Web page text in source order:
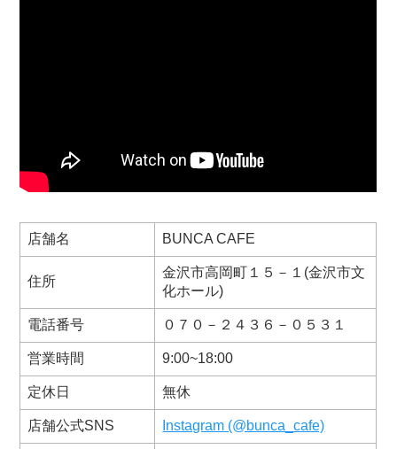
店舗名 BUNCA CAFE
住所
金沢市高岡町１５－１(金沢市文
化ホール)
電話番号 ０７０－２４３６－０５３１
営業時間 9:00~18:00
定休日 無休
店舗公式SNS Instagram (@bunca_cafe)